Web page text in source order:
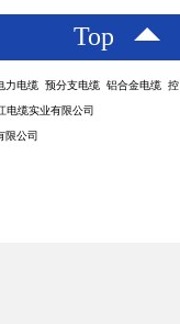
Top
力电缆 预分支电缆 铝合金电缆 控
电缆实业有限公司
限公司